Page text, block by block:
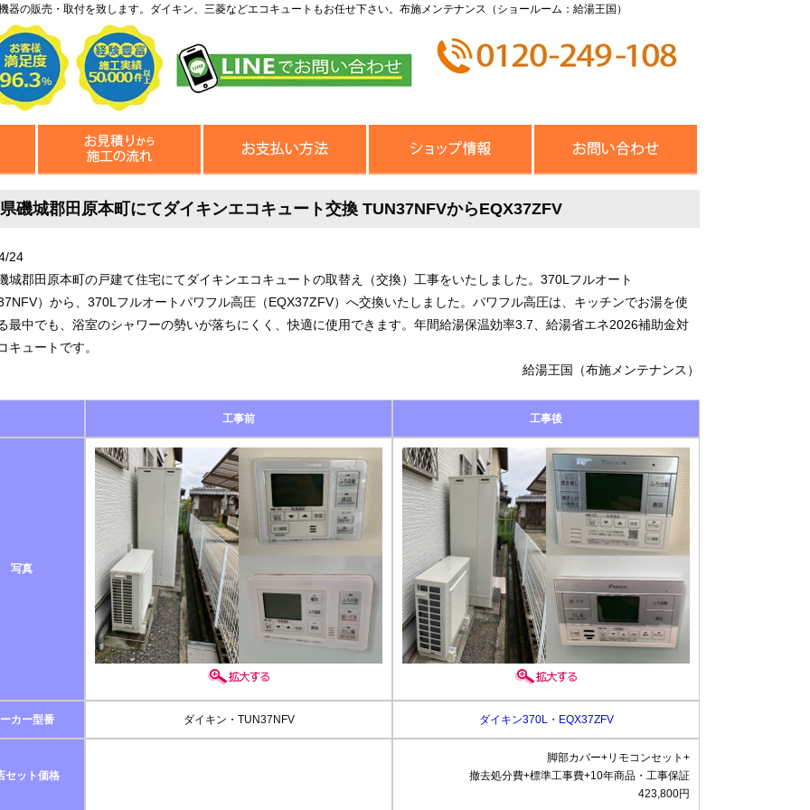
の販売・取付を致します。ダイキン、三菱などエコキュートもお任せ下さい。布施メンテナンス（ショールーム：給湯王国）
磯城郡田原本町にてダイキンエコキュート交換 TUN37NFVからEQX37ZFV
24
城郡田原本町の戸建て住宅にてダイキンエコキュートの取替え（交換）工事をいたしました。370Lフルオート
）から、370Lフルオートパワフル高圧（EQX37ZFV）へ交換いたしました。パワフル高圧は、キッチンでお湯を使
最中でも、浴室のシャワーの勢いが落ちにくく、快適に使用できます。年間給湯保温効率3.7、給湯省エネ2026補助金対
キュートです。
給湯王国（布施メンテナンス）
工事前 工事後
写真
カー型番 ダイキン・TUN37NFV ダイキン370L・EQX37ZFV
セット価格
脚部カバー+リモコンセット+
撤去処分費+標準工事費+10年商品・工事保証
423,800円